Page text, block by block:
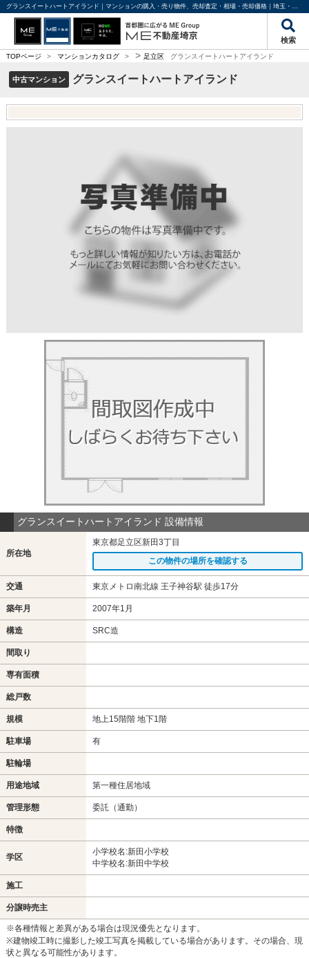
グランスイートハートアイランド｜マンションの購入・売り物件、売却査定・相場・売却価格｜埼玉・東京・千葉の不動産のことならME不動産埼京
検索
TOPページ > マンションカタログ > > 足立区 グランスイートハートアイランド
中古マンション グランスイートハートアイランド
グランスイートハートアイランド 設備情報
所在地
東京都足立区新田3丁目
この物件の場所を確認する
交通 東京メトロ南北線 王子神谷駅 徒歩17分
築年月 2007年1月
構造 SRC造
間取り
専有面積
総戸数
規模 地上15階階 地下1階
駐車場 有
駐輪場
用途地域 第一種住居地域
管理形態 委託（通勤）
特徴
学区
小学校名:新田小学校
中学校名:新田中学校
施工
分譲時売主
※各種情報と差異がある場合は現況優先となります。
※建物竣工時に撮影した竣工写真を掲載している場合があります。その場合、現
状と異なる可能性があります。